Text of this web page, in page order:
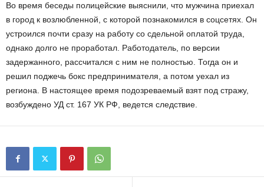
Во время беседы полицейские выяснили, что мужчина приехал
в город к возлюбленной, с которой познакомился в соцсетях. Он
устроился почти сразу на работу со сдельной оплатой труда,
однако долго не проработал. Работодатель, по версии
задержанного, рассчитался с ним не полностью. Тогда он и
решил поджечь бокс предпринимателя, а потом уехал из
региона. В настоящее время подозреваемый взят под стражу,
возбуждено УД ст. 167 УК РФ, ведется следствие.